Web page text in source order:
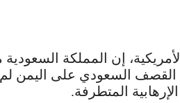
إن المملكة
القصف السعودي على
المتطرفة.